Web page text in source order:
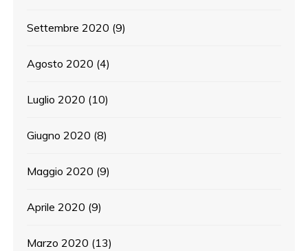
Settembre 2020 (9)
Agosto 2020 (4)
Luglio 2020 (10)
Giugno 2020 (8)
Maggio 2020 (9)
Aprile 2020 (9)
Marzo 2020 (13)